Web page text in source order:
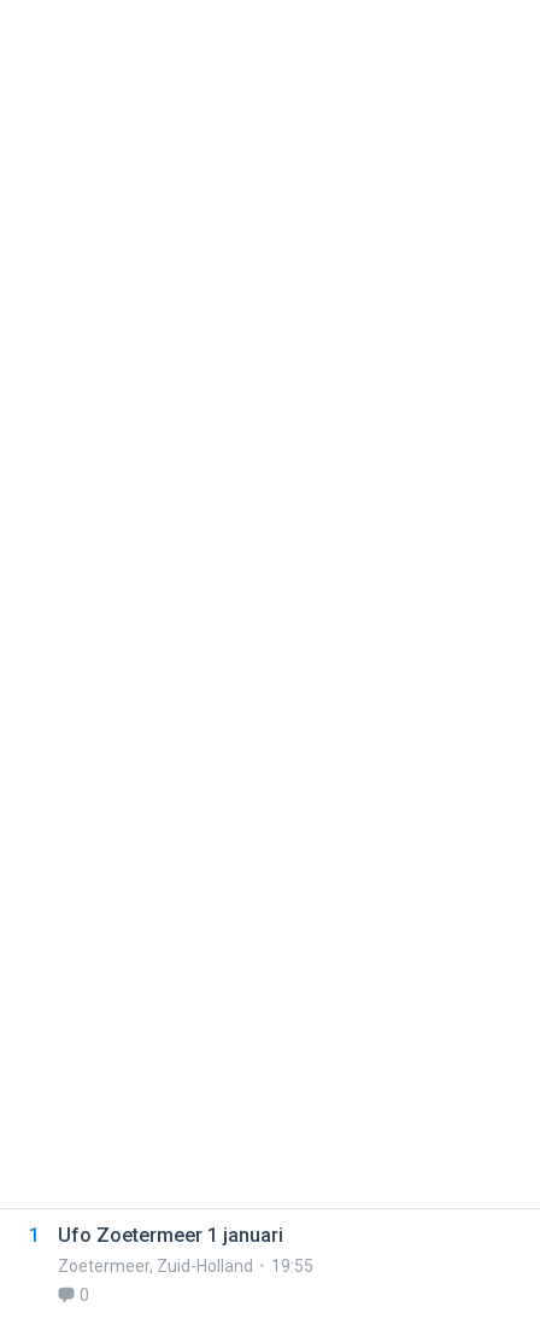
1 Ufo Zoetermeer 1 januari
Zoetermeer, Zuid-Holland
19:55
0